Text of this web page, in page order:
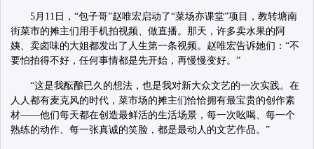
5月11日，“包子哥”赵唯宏启动了“菜场亦课堂”项目，教转塘南
街菜市的摊主们用手机拍视频、做直播。那天，许多卖水果的阿
姨、卖卤味的大姐都发出了人生第一条视频。赵唯宏告诉她们：“不
要怕拍得不好，任何事情都是先开始，再慢慢变好。”
“这是我酝酿已久的想法，也是我对新大众文艺的一次实践。在
人人都有麦克风的时代，菜市场的摊主们恰恰拥有最宝贵的创作素
材——他们每天都在创造最鲜活的生活场景，每一次吆喝、每一个
熟练的动作、每一张真诚的笑脸，都是最动人的文艺作品。”